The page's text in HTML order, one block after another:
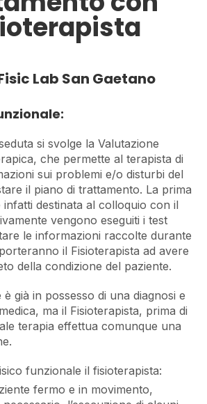
Lab San Gaetano
si svolge la Valutazione
che permette al terapista di
sui problemi e/o disturbi del
il piano di trattamento. La prima
infatti destinata al colloquio con il
vengono eseguiti i test
le informazioni raccolte durante
il Fisioterapista ad avere
della condizione del paziente.
già in possesso di una diagnosi e
ma il Fisioterapista, prima di
terapia effettua comunque una
funzionale il fisioterapista:
fermo e in movimento,